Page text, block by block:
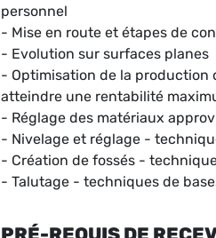
personnel
- Mise en route et étapes de
- Evolution sur surfaces planes
- Optimisation de la production
atteindre une rentabilité
- Réglage des matériaux
- Nivelage et réglage -
- Création de fossés -
- Talutage - techniques de